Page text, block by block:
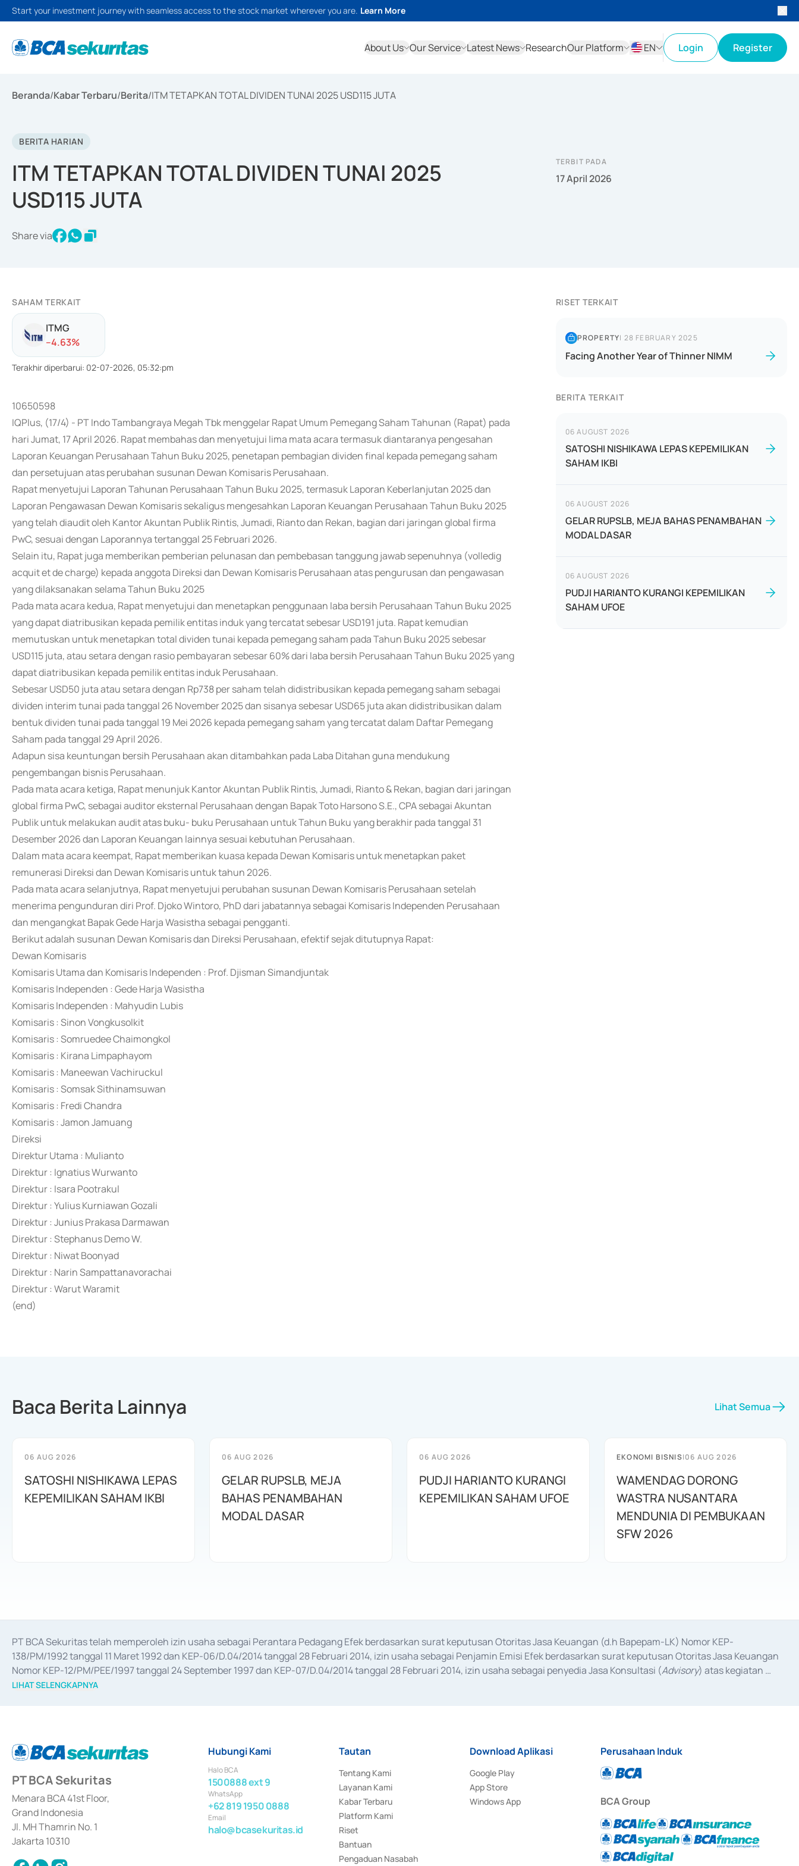
Start your investment journey with seamless access to the stock market wherever you are. Learn More
About Us Our Service Latest News ResearchOur Platform
EN
Login Register
Beranda/Kabar Terbaru/Berita/ITM TETAPKAN TOTAL DIVIDEN TUNAI 2025 USD115 JUTA
BERITA HARIAN
ITM TETAPKAN TOTAL DIVIDEN TUNAI 2025
USD115 JUTA
Share via
TERBIT PADA
17 April 2026
SAHAM TERKAIT
ITMG
--4.63%
Terakhir diperbarui: 02-07-2026, 05:32:pm
10650598
IQPlus, (17/4) - PT Indo Tambangraya Megah Tbk menggelar Rapat Umum Pemegang Saham Tahunan (Rapat) pada
hari Jumat, 17 April 2026. Rapat membahas dan menyetujui lima mata acara termasuk diantaranya pengesahan
Laporan Keuangan Perusahaan Tahun Buku 2025, penetapan pembagian dividen final kepada pemegang saham
dan persetujuan atas perubahan susunan Dewan Komisaris Perusahaan.
Rapat menyetujui Laporan Tahunan Perusahaan Tahun Buku 2025, termasuk Laporan Keberlanjutan 2025 dan
Laporan Pengawasan Dewan Komisaris sekaligus mengesahkan Laporan Keuangan Perusahaan Tahun Buku 2025
yang telah diaudit oleh Kantor Akuntan Publik Rintis, Jumadi, Rianto dan Rekan, bagian dari jaringan global firma
PwC, sesuai dengan Laporannya tertanggal 25 Februari 2026.
Selain itu, Rapat juga memberikan pemberian pelunasan dan pembebasan tanggung jawab sepenuhnya (volledig
acquit et de charge) kepada anggota Direksi dan Dewan Komisaris Perusahaan atas pengurusan dan pengawasan
yang dilaksanakan selama Tahun Buku 2025
Pada mata acara kedua, Rapat menyetujui dan menetapkan penggunaan laba bersih Perusahaan Tahun Buku 2025
yang dapat diatribusikan kepada pemilik entitas induk yang tercatat sebesar USD191 juta. Rapat kemudian
memutuskan untuk menetapkan total dividen tunai kepada pemegang saham pada Tahun Buku 2025 sebesar
USD115 juta, atau setara dengan rasio pembayaran sebesar 60% dari laba bersih Perusahaan Tahun Buku 2025 yang
dapat diatribusikan kepada pemilik entitas induk Perusahaan.
Sebesar USD50 juta atau setara dengan Rp738 per saham telah didistribusikan kepada pemegang saham sebagai
dividen interim tunai pada tanggal 26 November 2025 dan sisanya sebesar USD65 juta akan didistribusikan dalam
bentuk dividen tunai pada tanggal 19 Mei 2026 kepada pemegang saham yang tercatat dalam Daftar Pemegang
Saham pada tanggal 29 April 2026.
Adapun sisa keuntungan bersih Perusahaan akan ditambahkan pada Laba Ditahan guna mendukung
pengembangan bisnis Perusahaan.
Pada mata acara ketiga, Rapat menunjuk Kantor Akuntan Publik Rintis, Jumadi, Rianto & Rekan, bagian dari jaringan
global firma PwC, sebagai auditor eksternal Perusahaan dengan Bapak Toto Harsono S.E., CPA sebagai Akuntan
Publik untuk melakukan audit atas buku- buku Perusahaan untuk Tahun Buku yang berakhir pada tanggal 31
Desember 2026 dan Laporan Keuangan lainnya sesuai kebutuhan Perusahaan.
Dalam mata acara keempat, Rapat memberikan kuasa kepada Dewan Komisaris untuk menetapkan paket
remunerasi Direksi dan Dewan Komisaris untuk tahun 2026.
Pada mata acara selanjutnya, Rapat menyetujui perubahan susunan Dewan Komisaris Perusahaan setelah
menerima pengunduran diri Prof. Djoko Wintoro, PhD dari jabatannya sebagai Komisaris Independen Perusahaan
dan mengangkat Bapak Gede Harja Wasistha sebagai pengganti.
Berikut adalah susunan Dewan Komisaris dan Direksi Perusahaan, efektif sejak ditutupnya Rapat:
Dewan Komisaris
Komisaris Utama dan Komisaris Independen : Prof. Djisman Simandjuntak
Komisaris Independen : Gede Harja Wasistha
Komisaris Independen : Mahyudin Lubis
Komisaris : Sinon Vongkusolkit
Komisaris : Somruedee Chaimongkol
Komisaris : Kirana Limpaphayom
Komisaris : Maneewan Vachiruckul
Komisaris : Somsak Sithinamsuwan
Komisaris : Fredi Chandra
Komisaris : Jamon Jamuang
Direksi
Direktur Utama : Mulianto
Direktur : Ignatius Wurwanto
Direktur : Isara Pootrakul
Direktur : Yulius Kurniawan Gozali
Direktur : Junius Prakasa Darmawan
Direktur : Stephanus Demo W.
Direktur : Niwat Boonyad
Direktur : Narin Sampattanavorachai
Direktur : Warut Waramit
(end)
RISET TERKAIT
PROPERTY| 28 FEBRUARY 2025
Facing Another Year of Thinner NIMM
BERITA TERKAIT
06 AUGUST 2026
SATOSHI NISHIKAWA LEPAS KEPEMILIKAN
SAHAM IKBI
06 AUGUST 2026
GELAR RUPSLB, MEJA BAHAS PENAMBAHAN
MODAL DASAR
06 AUGUST 2026
PUDJI HARIANTO KURANGI KEPEMILIKAN
SAHAM UFOE
Baca Berita Lainnya Lihat Semua
06 AUG 2026
SATOSHI NISHIKAWA LEPAS
KEPEMILIKAN SAHAM IKBI
06 AUG 2026
GELAR RUPSLB, MEJA
BAHAS PENAMBAHAN
MODAL DASAR
06 AUG 2026
PUDJI HARIANTO KURANGI
KEPEMILIKAN SAHAM UFOE
EKONOMI BISNIS|06 AUG 2026
WAMENDAG DORONG
WASTRA NUSANTARA
MENDUNIA DI PEMBUKAAN
SFW 2026
PT BCA Sekuritas telah memperoleh izin usaha sebagai Perantara Pedagang Efek berdasarkan surat keputusan Otoritas Jasa Keuangan (d.h Bapepam-LK) Nomor KEP-
138/PM/1992 tanggal 11 Maret 1992 dan KEP-06/D.04/2014 tanggal 28 Februari 2014, izin usaha sebagai Penjamin Emisi Efek berdasarkan surat keputusan Otoritas Jasa Keuangan
Nomor KEP-12/PM/PEE/1997 tanggal 24 September 1997 dan KEP-07/D.04/2014 tanggal 28 Februari 2014, izin usaha sebagai penyedia Jasa Konsultasi (Advisory) atas kegiatan
merger, akuisisi, divestasi, dan
LIHAT SELENGKAPNYA
PT BCA Sekuritas
Menara BCA 41st Floor,
Grand Indonesia
Jl. MH Thamrin No. 1
Jakarta 10310
Hubungi Kami
Halo BCA
1500888 ext 9
WhatsApp
+62 819 1950 0888
Email
halo@bcasekuritas.id
Tautan
Tentang Kami
Layanan Kami
Kabar Terbaru
Platform Kami
Riset
Bantuan
Pengaduan Nasabah
Download Aplikasi
Google Play
App Store
Windows App
Perusahaan Induk
BCA Group